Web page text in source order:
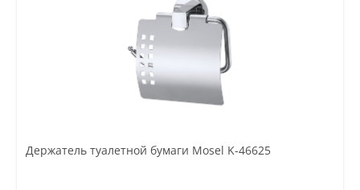
Держатель туалетной бумаги Mosel K-46625